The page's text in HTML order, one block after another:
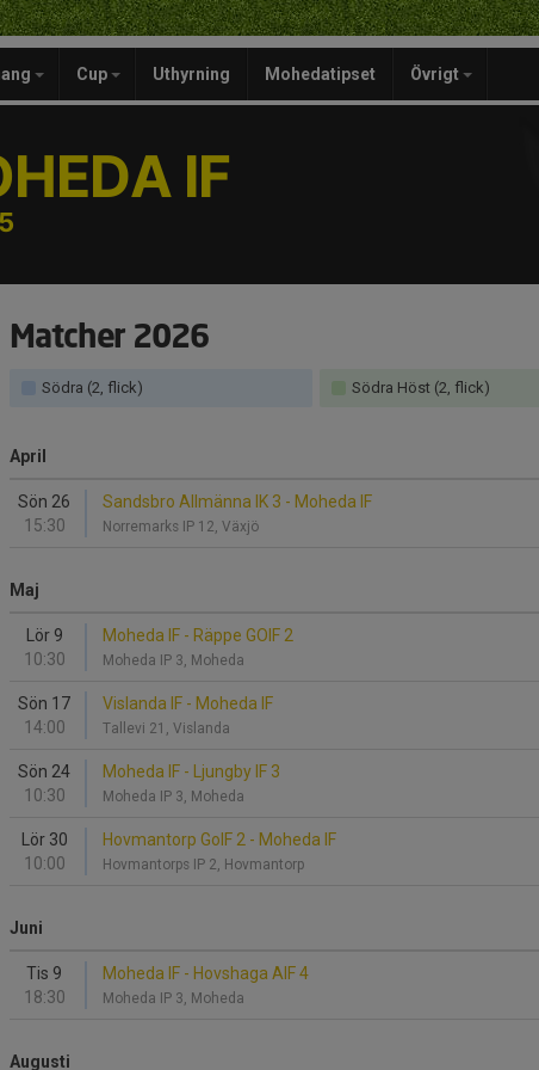
Cup Uthyrning Mohedatipset Övrigt
IF
Matcher 2026
Södra (2, flick) Södra Höst (2, flick)
April
Sön 26
15:30
Sandsbro Allmänna IK 3 - Moheda IF
Norremarks IP 12, Växjö
Maj
Lör 9
10:30
Moheda IF - Räppe GOIF 2
Moheda IP 3, Moheda
Sön 17
14:00
Vislanda IF - Moheda IF
Tallevi 21, Vislanda
Sön 24
10:30
Moheda IF - Ljungby IF 3
Moheda IP 3, Moheda
Lör 30
10:00
Hovmantorp GoIF 2 - Moheda IF
Hovmantorps IP 2, Hovmantorp
Juni
Tis 9
18:30
Moheda IF - Hovshaga AIF 4
Moheda IP 3, Moheda
Augusti